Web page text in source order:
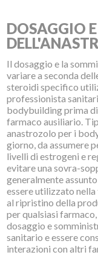
DOSAGGIO
Il dosaggio e la
variare a seconda
steroidi specifico
professionista
bodybuilding prima
farmaco ausiliario.
anastrozolo per i
giorno, da assumere
livelli di estrogeni e
evitare una sovra-
generalmente
essere utilizzato
al ripristino della
per qualsiasi
dosaggio e
sanitario e essere
interazioni con altri